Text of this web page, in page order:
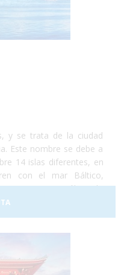
y se trata de la ciudad
Este nombre se debe a
14 islas diferentes, en
con el mar Báltico,
puentes. No sólo es la
considerar como una
muchos de los campos
de Estocolmo!¡No
por nada, ¡Sólo de